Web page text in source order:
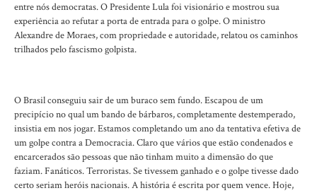
entre nós democratas. O Presidente Lula foi visionário e mostrou sua
experiência ao refutar a porta de entrada para o golpe. O ministro
Alexandre de Moraes, com propriedade e autoridade, relatou os caminhos
trilhados pelo fascismo golpista.
O Brasil conseguiu sair de um buraco sem fundo. Escapou de um
precipício no qual um bando de bárbaros, completamente destemperado,
insistia em nos jogar. Estamos completando um ano da tentativa efetiva de
um golpe contra a Democracia. Claro que vários que estão condenados e
encarcerados são pessoas que não tinham muito a dimensão do que
faziam. Fanáticos. Terroristas. Se tivessem ganhado e o golpe tivesse dado
certo seriam heróis nacionais. A história é escrita por quem vence. Hoje,